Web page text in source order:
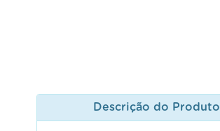
Descrição do Produto